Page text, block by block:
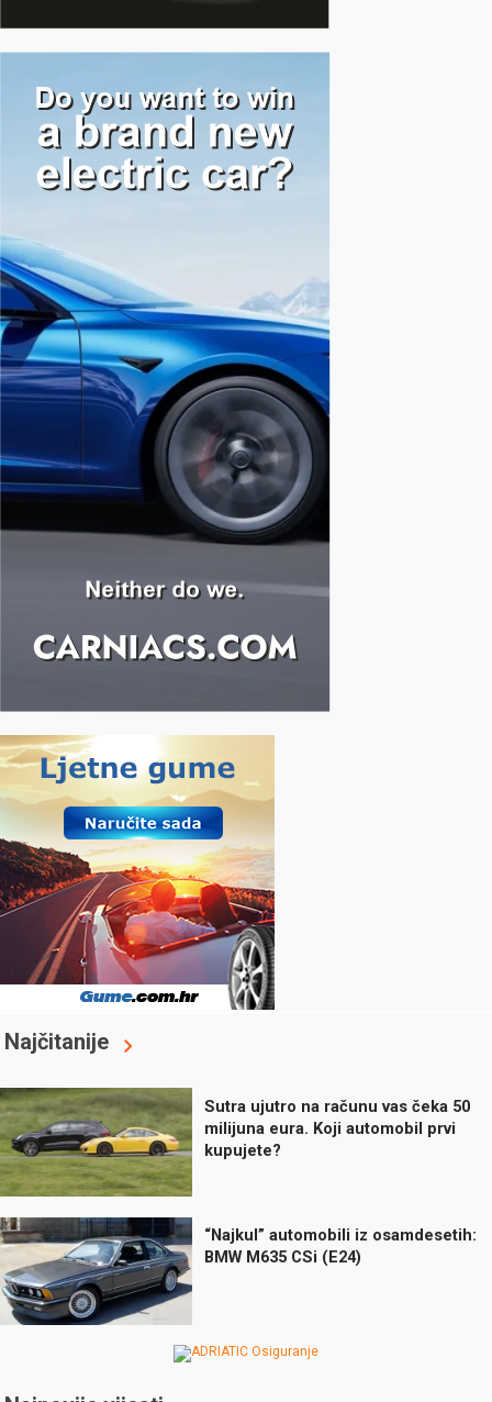
Najčitanije
Sutra ujutro na računu vas čeka 50
milijuna eura. Koji automobil prvi
kupujete?
“Najkul” automobili iz osamdesetih:
BMW M635 CSi (E24)